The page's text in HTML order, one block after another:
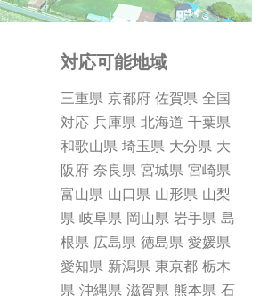
対応可能地域
三重県 京都府 佐賀県 全国
対応 兵庫県 北海道 千葉県
和歌山県 埼玉県 大分県 大
阪府 奈良県 宮城県 宮崎県
富山県 山口県 山形県 山梨
県 岐阜県 岡山県 岩手県 島
根県 広島県 徳島県 愛媛県
愛知県 新潟県 東京都 栃木
県 沖縄県 滋賀県 熊本県 石